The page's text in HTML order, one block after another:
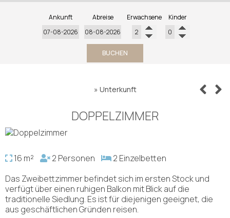
Ankunft Abreise Erwachsene Kinder
BUCHEN
» Unterkunft
DOPPELZIMMER
16 m² 2 Personen
2 Einzelbetten
Das Zweibettzimmer befindet sich im ersten Stock und
verfügt über einen ruhigen Balkon mit Blick auf die
traditionelle Siedlung. Es ist für diejenigen geeignet, die
aus geschäftlichen Gründen reisen.